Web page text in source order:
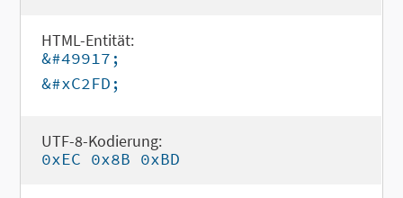
HTML-Entität:
&#49917;
&#xC2FD;
UTF-8-Kodierung:
0xEC 0x8B 0xBD